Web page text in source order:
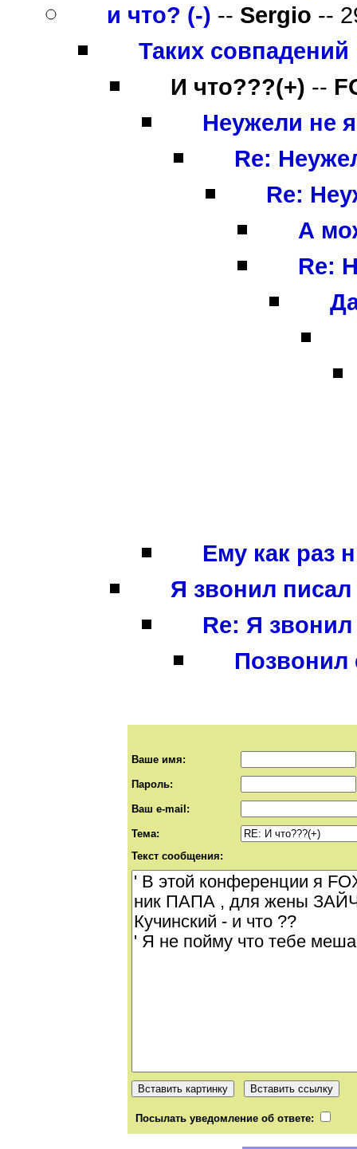
и что? (-) -- Sergio --
Таких
И что???(+) --
Неужели не
Re:
Re:
А
Re:
Ему как раз
Я звонил
Re: Я
Позвонил
Ваше имя:
Пароль:
Ваш e-mail:
Тема:
Текст сообщения:
Посылать уведомление об ответе: